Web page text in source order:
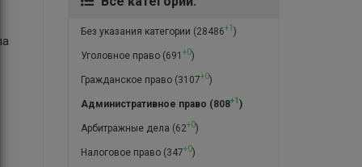
Без указания категории (28486+1 )
Уголовное право(691 +0)
Гражданское право(3107+0)
Административное право (808+1 )
Арбитражные дела (62+0)
Налоговое право(347+0)